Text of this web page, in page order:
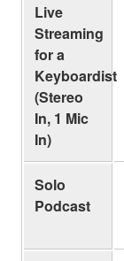
Live
Streaming
for a
Keyboardist
(Stereo
In, 1 Mic
In)
Solo
Podcast